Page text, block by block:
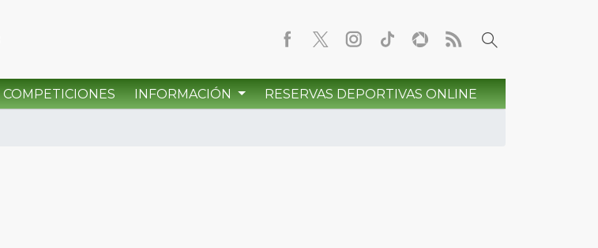
COMPETICIONES INFORMACIÓN RESERVAS DEPORTIVAS ONLINE